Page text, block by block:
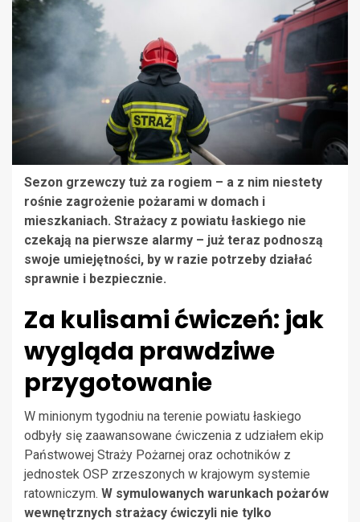
Sezon grzewczy tuż za rogiem – a z nim niestety
rośnie zagrożenie pożarami w domach i
mieszkaniach. Strażacy z powiatu łaskiego nie
czekają na pierwsze alarmy – już teraz podnoszą
swoje umiejętności, by w razie potrzeby działać
sprawnie i bezpiecznie.
Za kulisami ćwiczeń: jak
wygląda prawdziwe
przygotowanie
W minionym tygodniu na terenie powiatu łaskiego
odbyły się zaawansowane ćwiczenia z udziałem ekip
Państwowej Straży Pożarnej oraz ochotników z
jednostek OSP zrzeszonych w krajowym systemie
ratowniczym. W symulowanych warunkach pożarów
wewnętrznych strażacy ćwiczyli nie tylko